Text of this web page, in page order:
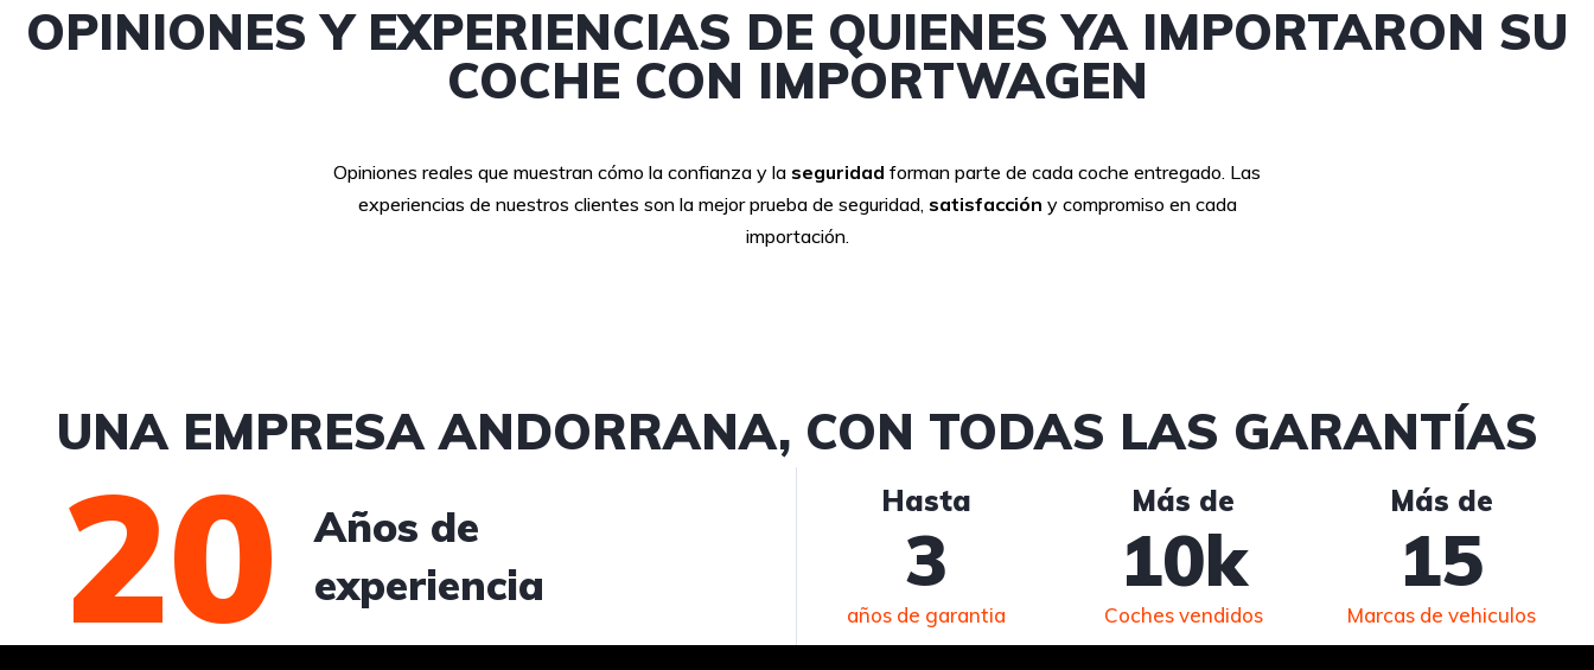
OPINIONES Y EXPERIENCIAS DE QUIENES YA IMPORTARON SU
COCHE CON IMPORTWAGEN
Opiniones reales que muestran cómo la confianza y la seguridad forman parte de cada coche entregado. Las
experiencias de nuestros clientes son la mejor prueba de seguridad, satisfacción y compromiso en cada
importación.
UNA EMPRESA ANDORRANA, CON TODAS LAS GARANTÍAS
20 Años de
experiencia
Hasta
años de garantia
3
Más de
Coches vendidos
10k
Más de
Marcas de vehiculos
15